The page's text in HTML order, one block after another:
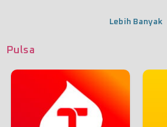
Lebih Banyak
Pulsa